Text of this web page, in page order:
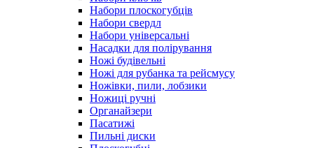
Набори плоскогубців
Набори свердл
Набори універсальні
Насадки для полірування
Ножі будівельні
Ножі для рубанка та рейсмусу
Ножівки, пили, лобзики
Ножиці ручні
Органайзери
Пасатижі
Пильні диски